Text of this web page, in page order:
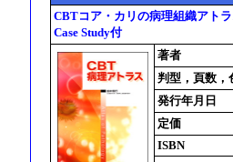
CBTコア・カリの病理組織ア
Case Study付
著者
判型，頁数，
発行年月日
定価
ISBN